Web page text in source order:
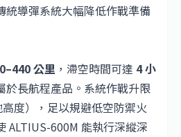
統導彈系統大幅降低作戰準備
公里 ，滯空時間可達 4 小
於長航程產品。系統作戰升限
高度），足以規避低空防禦火
ALTIUS-600M 能執行深縱深